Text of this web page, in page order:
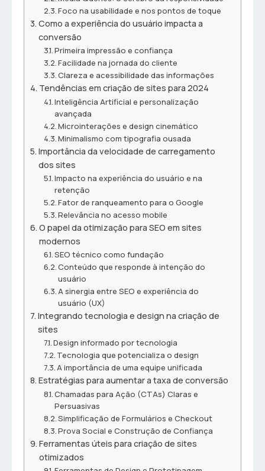
Foco na usabilidade e nos pontos de toque
Como a experiência do usuário impacta a
conversão
Primeira impressão e confiança
Facilidade na jornada do cliente
Clareza e acessibilidade das informações
Tendências em criação de sites para 2024
Inteligência Artificial e personalização
avançada
Microinterações e design cinemático
Minimalismo com tipografia ousada
Importância da velocidade de carregamento
dos sites
Impacto na experiência do usuário e na
retenção
Fator de ranqueamento para o Google
Relevância no acesso mobile
O papel da otimização para SEO em sites
modernos
SEO técnico como fundação
Conteúdo que responde à intenção do
usuário
A sinergia entre SEO e experiência do
usuário (UX)
Integrando tecnologia e design na criação de
sites
Design informado por tecnologia
Tecnologia que potencializa o design
A importância de uma equipe unificada
Estratégias para aumentar a taxa de conversão
Chamadas para Ação (CTAs) Claras e
Persuasivas
Simplificação de Formulários e Checkout
Prova Social e Construção de Confiança
Ferramentas úteis para criação de sites
otimizados